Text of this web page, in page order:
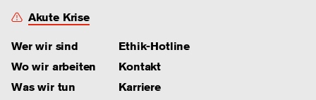
Akute Krise
Wer wir sind
Wo wir arbeiten
Was wir tun
Ethik-Hotline
Kontakt
Karriere